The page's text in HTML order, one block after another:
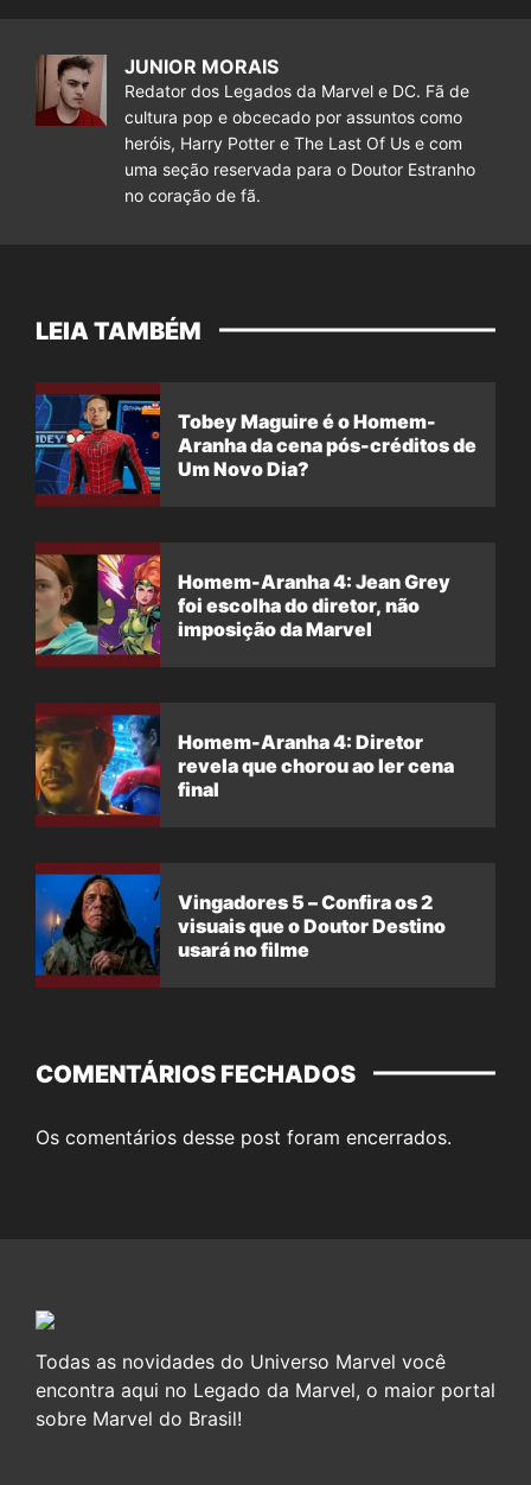
JUNIOR MORAIS
Redator dos Legados da Marvel e DC. Fã de
cultura pop e obcecado por assuntos como
heróis, Harry Potter e The Last Of Us e com
uma seção reservada para o Doutor Estranho
no coração de fã.
LEIA TAMBÉM
Tobey Maguire é o Homem-
Aranha da cena pós-créditos de
Um Novo Dia?
Homem-Aranha 4: Jean Grey
foi escolha do diretor, não
imposição da Marvel
Homem-Aranha 4: Diretor
revela que chorou ao ler cena
final
Vingadores 5 – Confira os 2
visuais que o Doutor Destino
usará no filme
COMENTÁRIOS FECHADOS
Os comentários desse post foram encerrados.
Todas as novidades do Universo Marvel você
encontra aqui no Legado da Marvel, o maior portal
sobre Marvel do Brasil!